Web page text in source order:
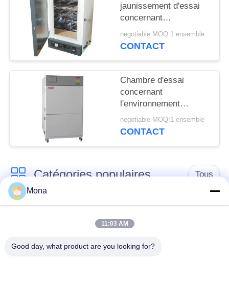
jaunissement d'essai
concernant
l'environnement
d'ISO8580 PID
negotiable MOQ:1 ensemble
CONTACT
Chambre d'essai
concernant
l'environnement
d'ASTM D3794,
simulation légère de
negotiable MOQ:1 ensemble
CONTACT
Catégories populaires Tous
machine d'essai de
Machine d'essai
universelle
Machine d'essai
Mona
11:03 AM
Good day, what product are you looking for?